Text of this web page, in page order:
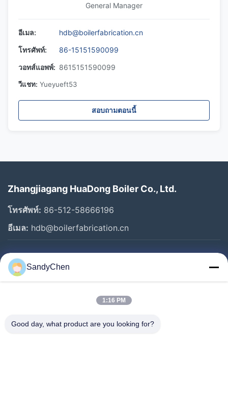
General Manager
อีเมล:
hdb@boilerfabrication.cn
โทรศัพท์:
86-15151590099
วอทส์แอพพ์: 8615151590099
วีแชท: Yueyueft53
สอบถามตอนนี้
Zhangjiagang HuaDong Boiler Co., Ltd.
โทรศัพท์: 86-512-58666196
อีเมล: hdb@boilerfabrication.cn
ลิงก์ด่วน
บ้าน
วิดีโอ
SandyChen
1:16 PM
Good day, what product are you looking for?